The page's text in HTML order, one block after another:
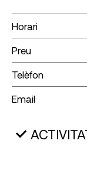
Horari
Preu
Telèfon
Email